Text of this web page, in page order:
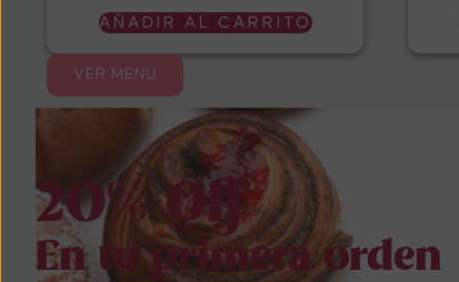
AÑADIR AL CARRITO
VER MENÚ
20% Off
En tu primera orden